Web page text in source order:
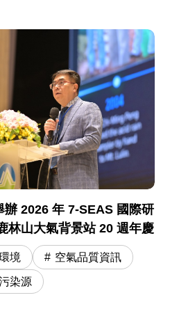
辦 2026 年 7-SEAS 國際研
林山大氣背景站 20 週年慶
境 空氣品質資訊
染源